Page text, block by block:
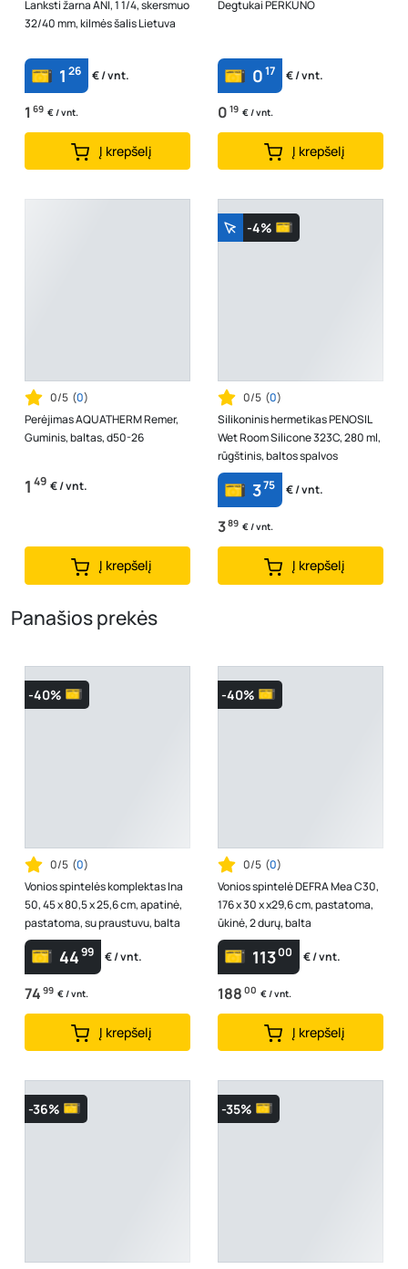
Lanksti žarna ANI, 1 1/4, skersmuo
32/40 mm, kilmės šalis Lietuva
1 26 € / vnt.
1 69 € / vnt.
Į krepšelį
Degtukai PERKŪNO
017 € / vnt.
0 19 € / vnt.
Į krepšelį
0/5 (0)
Perėjimas AQUATHERM Remer,
Guminis, baltas, d50-26
1 49 € / vnt.
Į krepšelį
-4%
0/5 (0)
Silikoninis hermetikas PENOSIL
Wet Room Silicone 323C, 280 ml,
rūgštinis, baltos spalvos
375 € / vnt.
389 € / vnt.
Į krepšelį
Panašios prekės
-40%
0/5 (0)
Vonios spintelės komplektas Ina
50, 45 x 80,5 x 25,6 cm, apatinė,
pastatoma, su praustuvu, balta
4499 € / vnt.
74 99 € / vnt.
Į krepšelį
-40%
0/5 (0)
Vonios spintelė DEFRA Mea C30,
176 x 30 x x29,6 cm, pastatoma,
ūkinė, 2 durų, balta
11300 € / vnt.
188 00 € / vnt.
Į krepšelį
-36% -35%